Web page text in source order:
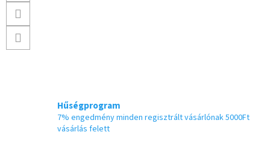
Hűségprogram
7% engedmény minden regisztrált vásárlónak 5000Ft
vásárlás felett